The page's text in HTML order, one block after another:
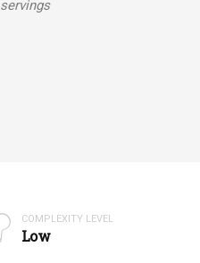
servings
COMPLEXITY LEVEL
Low